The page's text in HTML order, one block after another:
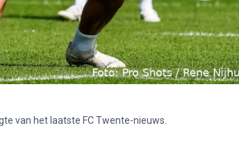
van het laatste FC Twente-nieuws.